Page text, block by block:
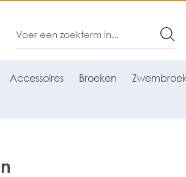
Accessoires Broeken